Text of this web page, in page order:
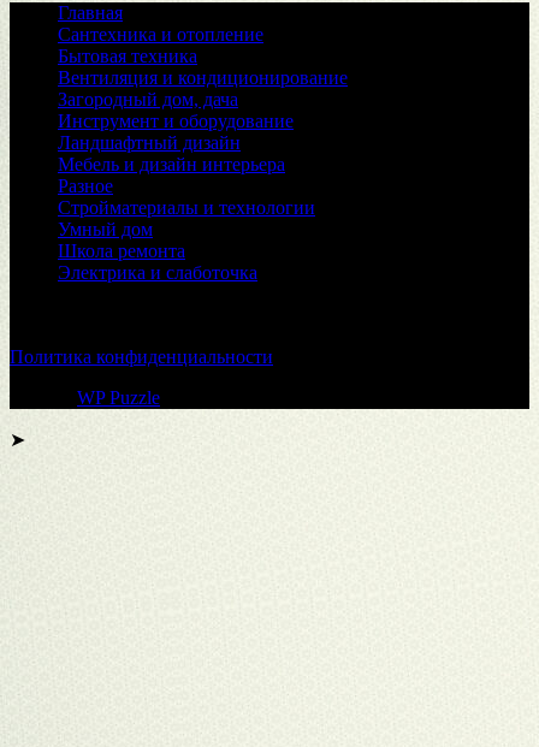
Главная
Сантехника и отопление
Бытовая техника
Вентиляция и кондиционирование
Загородный дом, дача
Инструмент и оборудование
Ландшафтный дизайн
Мебель и дизайн интерьера
Разное
Стройматериалы и технологии
Умный дом
Школа ремонта
Электрика и слаботочка
Политика конфиденциальности
WP Puzzle
➤